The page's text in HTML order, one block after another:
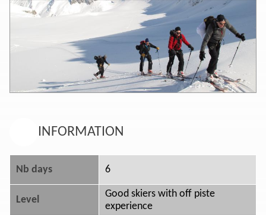
INFORMATION
Nb days 6
Level
Good skiers with off piste
experience